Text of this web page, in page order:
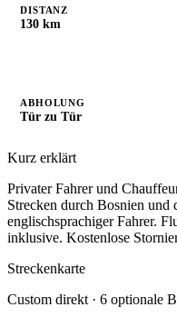
DISTANZ
130 km
ABHOLUNG
Tür zu Tür
Kurz erklärt
Privater Fahrer und
Strecken durch Bosnien und
englischsprachiger Fahrer.
inklusive. Kostenlose
Streckenkarte
Custom direkt · 6 optionale